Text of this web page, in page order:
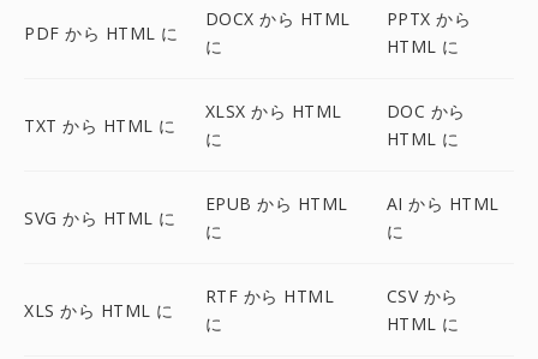
PDF から HTML に
DOCX から HTML
に
PPTX から
HTML に
TXT から HTML に
XLSX から HTML
に
DOC から
HTML に
SVG から HTML に
EPUB から HTML
に
AI から HTML
に
XLS から HTML に
RTF から HTML
に
CSV から
HTML に